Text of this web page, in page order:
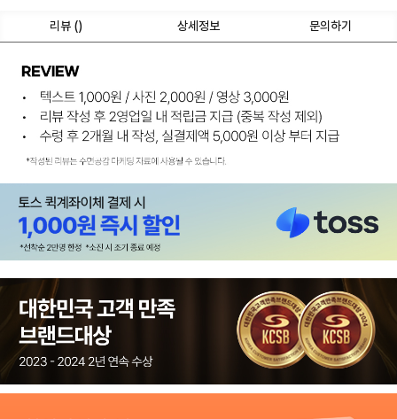
리뷰 () 상세정보 문의하기